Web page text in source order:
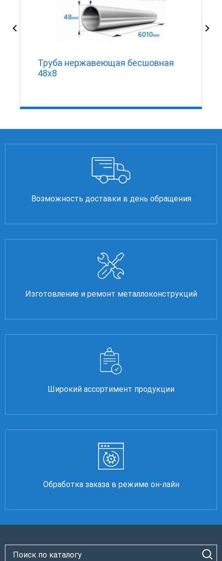
Труба нержавеющая бесшовная
48х8
Возможность доставки в день обращения
Изготовление и ремонт металлоконструкций
Широкий ассортимент продукции
Обработка заказа в режиме он-лайн